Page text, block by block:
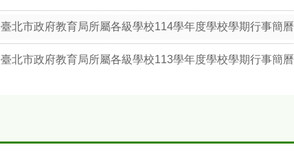
臺北市政府教育局所屬各級學校114學年度學校學期行事簡曆
臺北市政府教育局所屬各級學校113學年度學校學期行事簡曆